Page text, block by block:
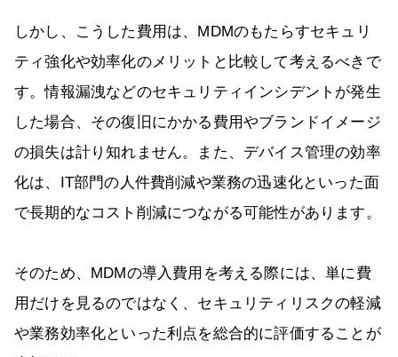
しかし、こうした費用は、MDMのもたらすセキュリ
ティ強化や効率化のメリットと比較して考えるべきで
す。情報漏洩などのセキュリティインシデントが発生
した場合、その復旧にかかる費用やブランドイメージ
の損失は計り知れません。また、デバイス管理の効率
化は、IT部門の人件費削減や業務の迅速化といった面
で長期的なコスト削減につながる可能性があります。
そのため、MDMの導入費用を考える際には、単に費
用だけを見るのではなく、セキュリティリスクの軽減
や業務効率化といった利点を総合的に評価することが